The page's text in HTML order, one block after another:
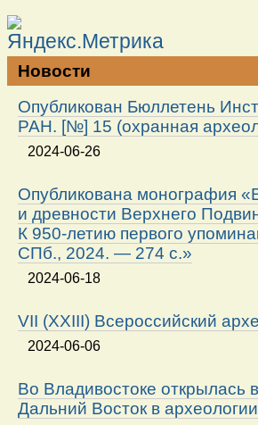
Новости
Опубликован Бюллетень
РАН. [№] 15 (охранная
2024-06-26
Опубликована монография
и древности Верхнего
К 950-летию первого
СПб., 2024. — 274 с.»
2024-06-18
VII (XXIII) Всероссийский
2024-06-06
Во Владивостоке
Дальний Восток в